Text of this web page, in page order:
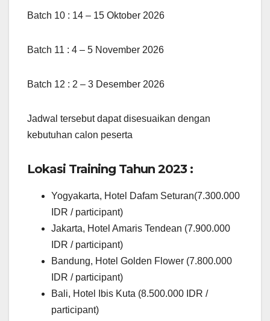
Batch 10 : 14 – 15 Oktober 2026
Batch 11 : 4 – 5 November 2026
Batch 12 : 2 – 3 Desember 2026
Jadwal tersebut dapat disesuaikan dengan
kebutuhan calon peserta
Lokasi Training Tahun 2023 :
Yogyakarta, Hotel Dafam Seturan(7.300.000
IDR / participant)
Jakarta, Hotel Amaris Tendean (7.900.000
IDR / participant)
Bandung, Hotel Golden Flower (7.800.000
IDR / participant)
Bali, Hotel Ibis Kuta (8.500.000 IDR /
participant)